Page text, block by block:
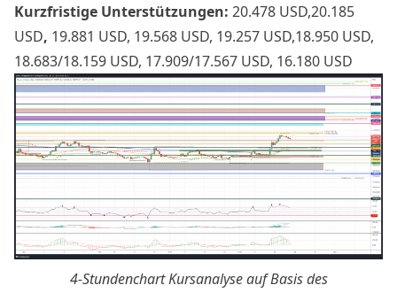
Kurzfristige Unterstützungen: 20.478 USD,20.185
USD, 19.881 USD, 19.568 USD, 19.257 USD,18.950 USD,
18.683/18.159 USD, 17.909/17.567 USD, 16.180 USD
4-Stundenchart Kursanalyse auf Basis des